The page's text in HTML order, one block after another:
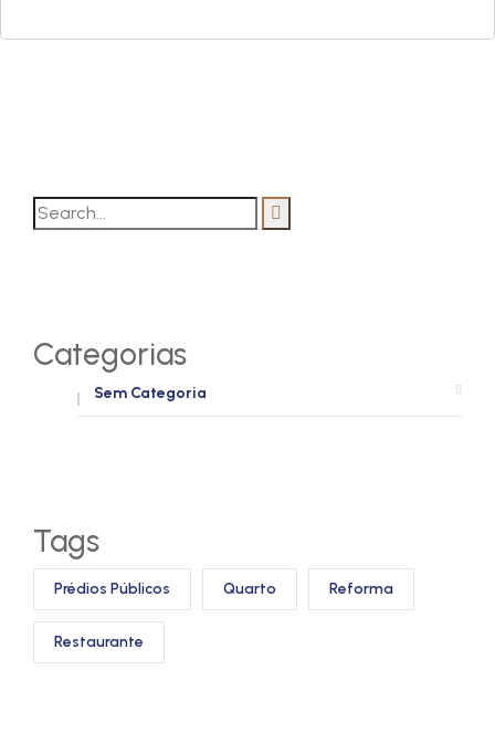
Categorias
Sem Categoria
Tags
Prédios Públicos Quarto Reforma
Restaurante